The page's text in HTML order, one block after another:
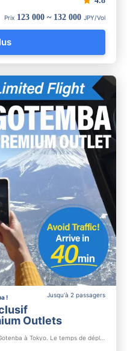
Prix 123 000 ~ 132 000 JPY/Vol
Jusqu'à 2 passagers
!
Outlets